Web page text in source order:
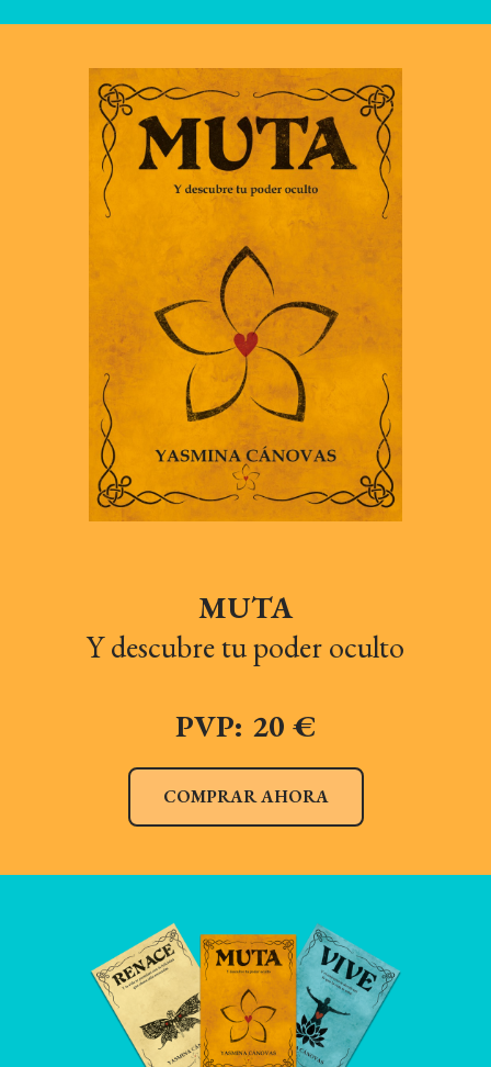
MUTA
Y descubre tu poder oculto
PVP: 20 €
COMPRAR AHORA